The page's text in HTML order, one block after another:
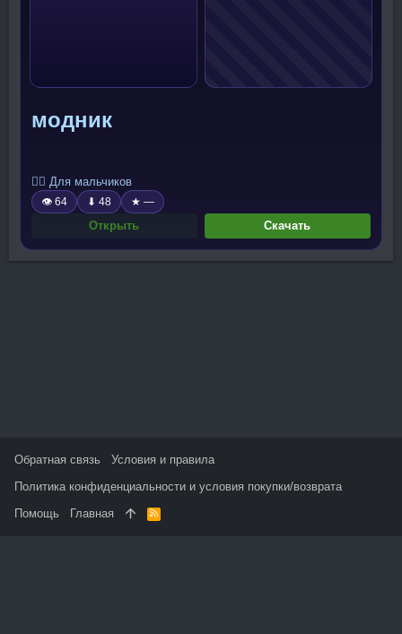
модник
🧍‍♂️ Для мальчиков
👁 64 ⬇ 48 ★ —
Открыть Скачать
Обратная связь
Условия и правила
Политика конфиденциальности и условия покупки/возврата
Помощь
Главная
R